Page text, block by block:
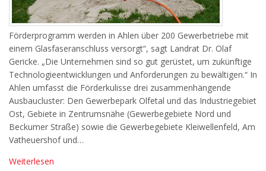
Förderprogramm werden in Ahlen über 200 Gewerbetriebe mit
einem Glasfaseranschluss versorgt“, sagt Landrat Dr. Olaf
Gericke. „Die Unternehmen sind so gut gerüstet, um zukünftige
Technologieentwicklungen und Anforderungen zu bewältigen.“ In
Ahlen umfasst die Förderkulisse drei zusammenhängende
Ausbaucluster: Den Gewerbepark Olfetal und das Industriegebiet
Ost, Gebiete in Zentrumsnähe (Gewerbegebiete Nord und
Beckumer Straße) sowie die Gewerbegebiete Kleiwellenfeld, Am
Vatheuershof und…
Weiterlesen